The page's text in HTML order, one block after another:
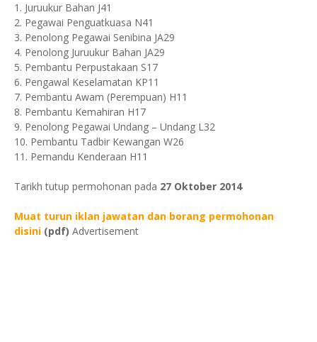
1. Juruukur Bahan J41
2. Pegawai Penguatkuasa N41
3. Penolong Pegawai Senibina JA29
4. Penolong Juruukur Bahan JA29
5. Pembantu Perpustakaan S17
6. Pengawal Keselamatan KP11
7. Pembantu Awam (Perempuan) H11
8. Pembantu Kemahiran H17
9. Penolong Pegawai Undang – Undang L32
10. Pembantu Tadbir Kewangan W26
11. Pemandu Kenderaan H11
Tarikh tutup permohonan pada 27 Oktober 2014
Muat turun iklan jawatan dan borang permohonan
disini (pdf) Advertisement